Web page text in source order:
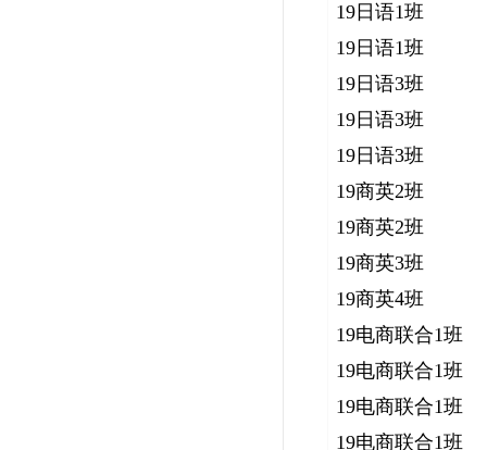
19日语1班
19日语1班
19日语3班
19日语3班
19日语3班
19商英2班
19商英2班
19商英3班
19商英4班
19电商联合1班
19电商联合1班
19电商联合1班
19电商联合1班